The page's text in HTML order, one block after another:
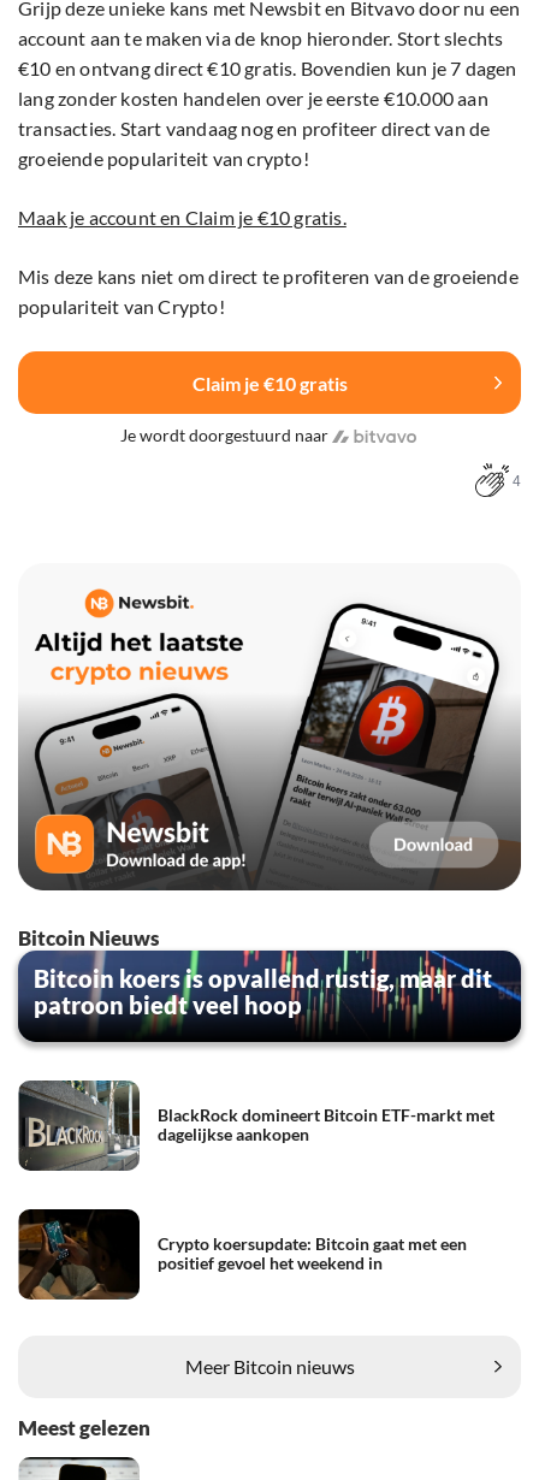
Grijp deze unieke kans met Newsbit en Bitvavo door nu een
account aan te maken via de knop hieronder. Stort slechts
€10 en ontvang direct €10 gratis. Bovendien kun je 7 dagen
lang zonder kosten handelen over je eerste €10.000 aan
transacties. Start vandaag nog en profiteer direct van de
groeiende populariteit van crypto!
Maak je account en Claim je €10 gratis.
Mis deze kans niet om direct te profiteren van de groeiende
populariteit van Crypto!
Claim je €10 gratis
Je wordt doorgestuurd naar
4
Bitcoin Nieuws
Bitcoin koers is opvallend rustig, maar dit
patroon biedt veel hoop
BlackRock domineert Bitcoin ETF-markt met
dagelijkse aankopen
Crypto koersupdate: Bitcoin gaat met een
positief gevoel het weekend in
Meer Bitcoin nieuws
Meest gelezen